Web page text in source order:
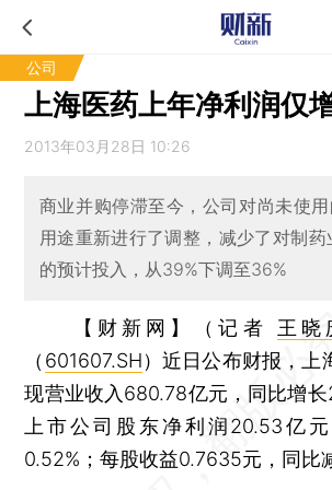
公司
上海医药上年净利润仅
2013年03月28日 10:26
商业并购停滞至今，公司对尚未使
用途重新进行了调整，减少了对制
的预计投入，从39%下调至36%
【财新网】（记者 王晓
（ 601607.SH）近日公布财报，上
现营业收入680.78亿元，同比增
上市公司股东净利润20.53亿
0.52%；每股收益0.7635元，同比